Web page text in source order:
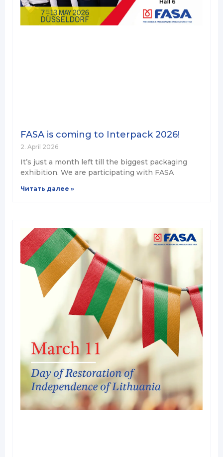
FASA is coming to Interpack 2026!
2. April 2026
It’s just a month left till the biggest packaging
exhibition. We are participating with FASA
Читать далее »